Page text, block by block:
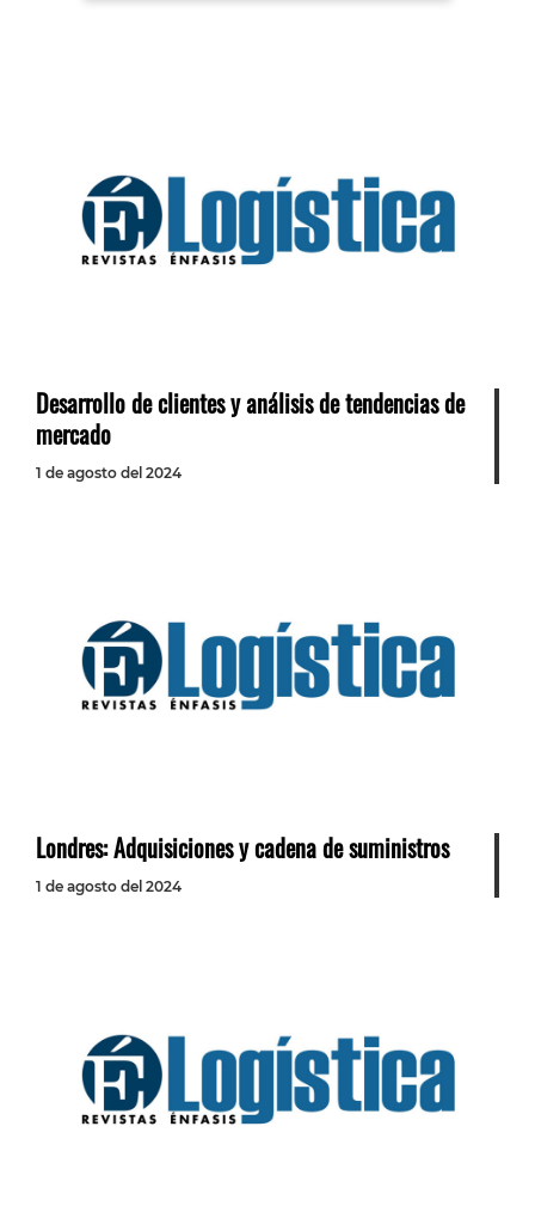
Desarrollo de clientes y análisis de tendencias de
mercado
1 de agosto del 2024
Londres: Adquisiciones y cadena de suministros
1 de agosto del 2024